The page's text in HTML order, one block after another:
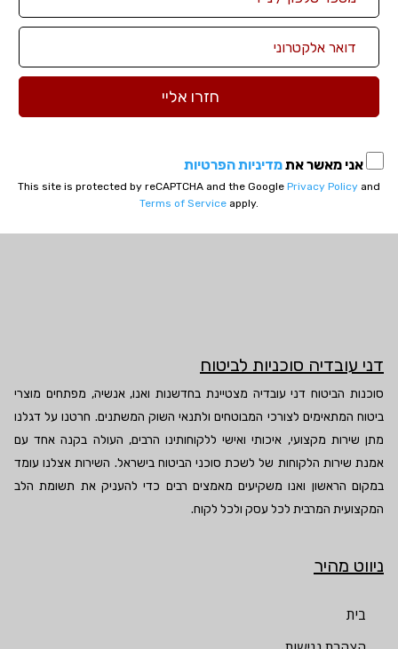
אני מאשר אתמדיניות הפרטיות
This site is protected by reCAPTCHA and the Google Privacy Policy and
Terms of Service apply.
דני עובדיה סוכניות לביטוח
סוכנות הביטוח דני עובדיה מצטיינת בחדשנות ואנו, אנשיה, מפתחים מוצרי
ביטוח המתאימים לצורכי המבוטחים ולתנאי השוק המשתנים. חרטנו על דגלנו
מתן שירות מקצועי, איכותי ואישי ללקוחותינו הרבים, העולה בקנה אחד עם
אמנת שירות הלקוחות של לשכת סוכני הביטוח בישראל. השירות אצלנו עומד
במקום הראשון ואנו משקיעים מאמצים רבים כדי להעניק את תשומת הלב
המקצועית המרבית לכל עסק ולכל לקוח.
ניווט מהיר
בית